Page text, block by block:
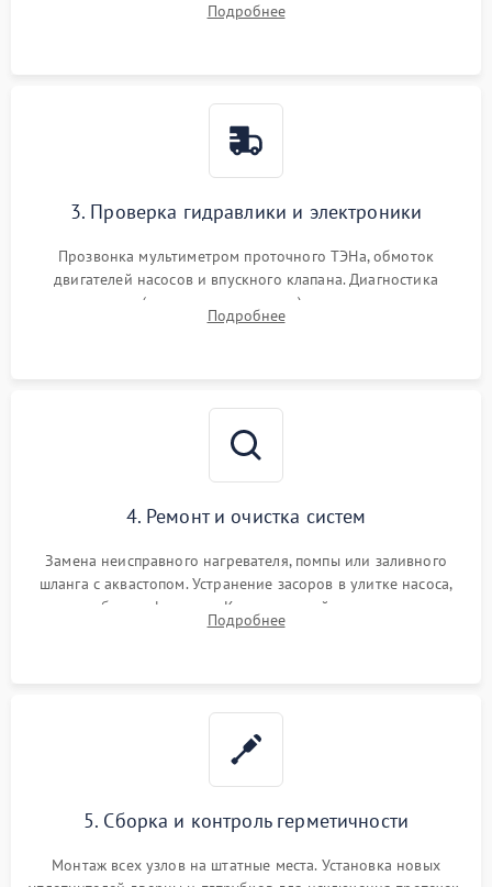
циркуляционному насосу, ТЭНу и сливной помпе.
Подробнее
3. Проверка гидравлики и электроники
Прозвонка мультиметром проточного ТЭНа, обмоток
двигателей насосов и впускного клапана. Диагностика
прессостата (датчика уровня воды), датчика мутности,
концевика дверцы и электронного модуля управления.
Подробнее
4. Ремонт и очистка систем
Замена неисправного нагревателя, помпы или заливного
шланга с аквастопом. Устранение засоров в улитке насоса,
патрубках и фильтрах. Компонентный ремонт платы
управления, восстановление поврежденной проводки.
Подробнее
5. Сборка и контроль герметичности
Монтаж всех узлов на штатные места. Установка новых